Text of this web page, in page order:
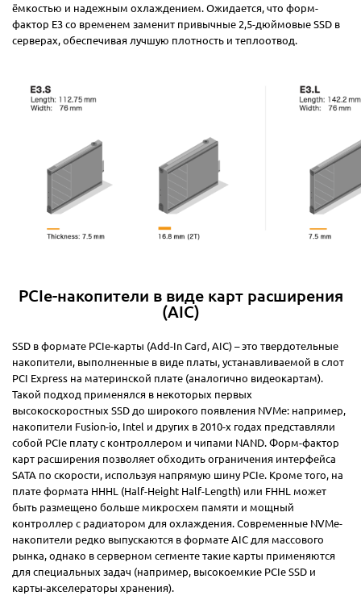
ёмкостью и надежным охлаждением. Ожидается, что форм-
фактор E3 со временем заменит привычные 2,5-дюймовые SSD в
серверах, обеспечивая лучшую плотность и теплоотвод.
PCIe-накопители в виде карт расширения
(AIC)
SSD в формате PCIe-карты (Add-In Card, AIC) – это твердотельные
накопители, выполненные в виде платы, устанавливаемой в слот
PCI Express на материнской плате (аналогично видеокартам).
Такой подход применялся в некоторых первых
высокоскоростных SSD до широкого появления NVMe: например,
накопители Fusion-io, Intel и других в 2010-х годах представляли
собой PCIe плату с контроллером и чипами NAND. Форм-фактор
карт расширения позволяет обходить ограничения интерфейса
SATA по скорости, используя напрямую шину PCIe. Кроме того, на
плате формата HHHL (Half-Height Half-Length) или FHHL может
быть размещено больше микросхем памяти и мощный
контроллер с радиатором для охлаждения. Современные NVMe-
накопители редко выпускаются в формате AIC для массового
рынка, однако в серверном сегменте такие карты применяются
для специальных задач (например, высокоемкие PCIe SSD и
карты-акселераторы хранения).